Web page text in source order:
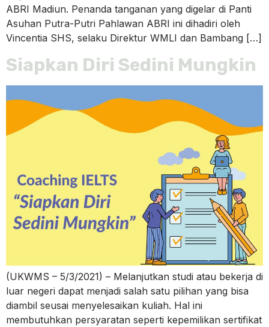
ABRI Madiun. Penanda tanganan yang digelar di Panti
Asuhan Putra-Putri Pahlawan ABRI ini dihadiri oleh
Vincentia SHS, selaku Direktur WMLI dan Bambang […]
Siapkan Diri Sedini Mungkin
(UKWMS – 5/3/2021) – Melanjutkan studi atau bekerja di
luar negeri dapat menjadi salah satu pilihan yang bisa
diambil seusai menyelesaikan kuliah. Hal ini
membutuhkan persyaratan seperti kepemilikan sertifikat